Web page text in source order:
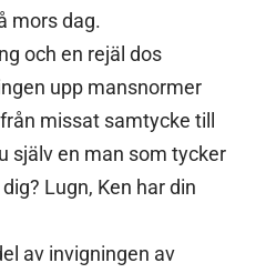
mors dag.
och en rejäl dos
upp mansnormer
missat samtycke till
själv en man som tycker
Lugn, Ken har din
av invigningen av